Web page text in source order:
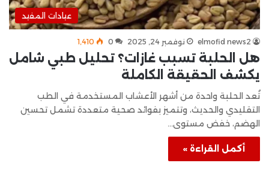
عيادات المفيد
elmofid news2 نوفمبر 24, 2025 0 1٬410
هل الحلبة تسبب غازات؟ تحليل طبي شامل
يكشف الحقيقة الكاملة
تُعد الحلبة واحدة من أشهر الأعشاب المستخدمة في الطب
التقليدي والحديث، وتتميز بفوائد صحية متعددة تشمل تحسين
الهضم، خفض مستوى…
أكمل القراءة »